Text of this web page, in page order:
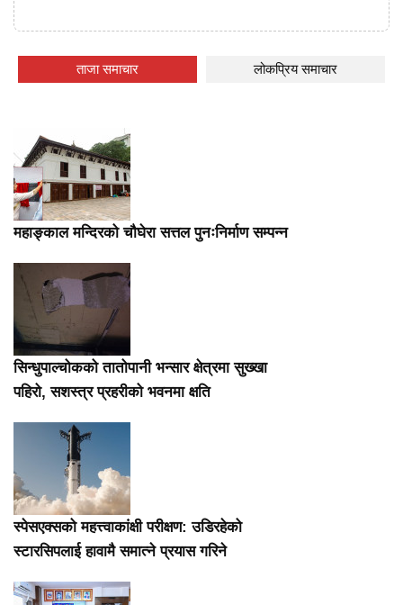
ताजा समाचार लोकप्रिय समाचार
महाङ्काल मन्दिरको चौघेरा सत्तल पुनःनिर्माण सम्पन्न
सिन्धुपाल्चोकको तातोपानी भन्सार क्षेत्रमा सुख्खा
पहिरो, सशस्त्र प्रहरीको भवनमा क्षति
स्पेसएक्सको महत्त्वाकांक्षी परीक्षण: उडिरहेको
स्टारसिपलाई हावामै समात्ने प्रयास गरिने